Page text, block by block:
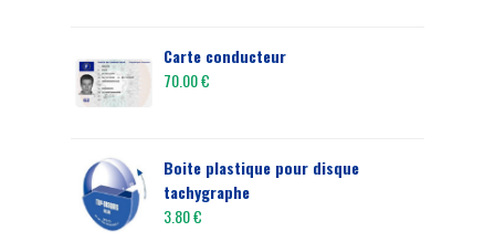
Carte conducteur
70.00€
Boite plastique pour disque
tachygraphe
3.80€